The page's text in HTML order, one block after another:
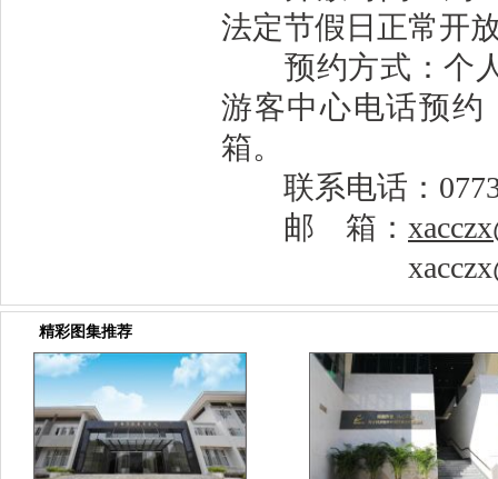
法定节假日正常开
预约方式：个人
游客中心电话预约
箱。
联系电话：0773-
邮 箱：
精彩图集推荐